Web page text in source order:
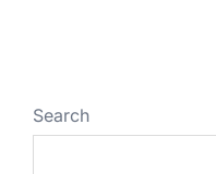
Search